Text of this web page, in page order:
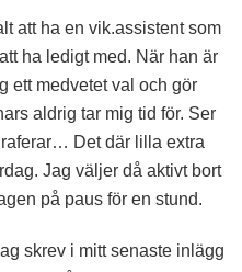
att ha en vik.assistent som
ha ledigt med. När han är
ett medvetet val och gör
aldrig tar mig tid för. Ser
Det där lilla extra
Jag väljer då aktivt bort
på paus för en stund.
skrev i mitt senaste inlägg